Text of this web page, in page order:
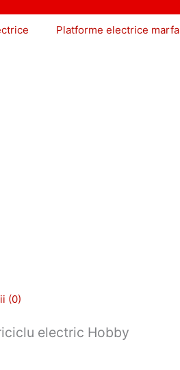
Platforme electrice marfa
(0)
electric Hobby